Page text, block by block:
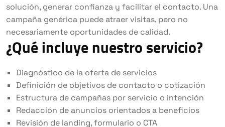
solución, generar confianza y facilitar el contacto. Una
campaña genérica puede atraer visitas, pero no
necesariamente oportunidades de calidad.
¿Qué incluye nuestro servicio?
Diagnóstico de la oferta de servicios
Definición de objetivos de contacto o cotización
Estructura de campañas por servicio o intención
Redacción de anuncios orientados a beneficios
Revisión de landing, formulario o CTA